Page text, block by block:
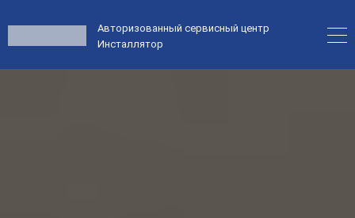
Авторизованный сервисный центр
Инсталлятор